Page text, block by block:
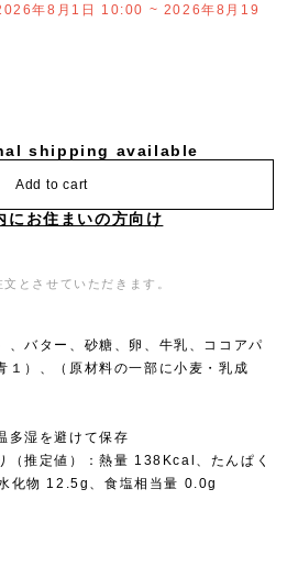
年8月1日 10:00 ~ 2026年8月19
shipping available
Add to cart
にお住まいの方向け
とさせていただきます。
、バター、砂糖、卵、牛乳、ココアパ
１）、（原材料の一部に小麦・乳成
多湿を避けて保存
推定値）：熱量 138Kcal、たんぱく
化物 12.5g、食塩相当量 0.0g